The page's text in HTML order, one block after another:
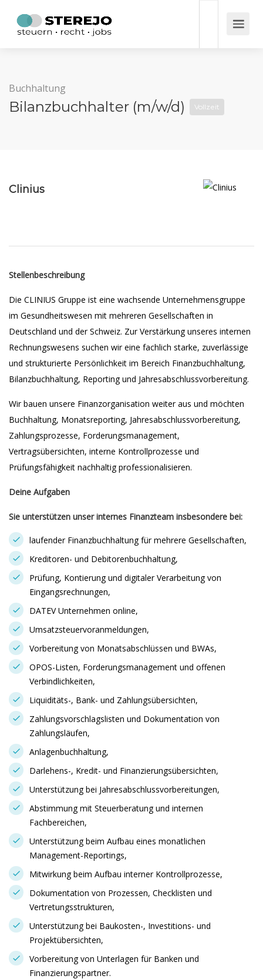
Buchhaltung
Bilanzbuchhalter (m/w/d) Vollzeit
Clinius
Stellenbeschreibung
Die CLINIUS Gruppe ist eine wachsende Unternehmensgruppe
im Gesundheitswesen mit mehreren Gesellschaften in
Deutschland und der Schweiz. Zur Verstärkung unseres internen
Rechnungswesens suchen wir eine fachlich starke, zuverlässige
und strukturierte Persönlichkeit im Bereich Finanzbuchhaltung,
Bilanzbuchhaltung, Reporting und Jahresabschlussvorbereitung.
Wir bauen unsere Finanzorganisation weiter aus und möchten
Buchhaltung, Monatsreporting, Jahresabschlussvorbereitung,
Zahlungsprozesse, Forderungsmanagement,
Vertragsübersichten, interne Kontrollprozesse und
Prüfungsfähigkeit nachhaltig professionalisieren.
Deine Aufgaben
Sie unterstützen unser internes Finanzteam insbesondere bei:
laufender Finanzbuchhaltung für mehrere Gesellschaften,
Kreditoren- und Debitorenbuchhaltung,
Prüfung, Kontierung und digitaler Verarbeitung von
Eingangsrechnungen,
DATEV Unternehmen online,
Umsatzsteuervoranmeldungen,
Vorbereitung von Monatsabschlüssen und BWAs,
OPOS-Listen, Forderungsmanagement und offenen
Verbindlichkeiten,
Liquiditäts-, Bank- und Zahlungsübersichten,
Zahlungsvorschlagslisten und Dokumentation von
Zahlungsläufen,
Anlagenbuchhaltung,
Darlehens-, Kredit- und Finanzierungsübersichten,
Unterstützung bei Jahresabschlussvorbereitungen,
Abstimmung mit Steuerberatung und internen
Fachbereichen,
Unterstützung beim Aufbau eines monatlichen
Management-Reportings,
Mitwirkung beim Aufbau interner Kontrollprozesse,
Dokumentation von Prozessen, Checklisten und
Vertretungsstrukturen,
Unterstützung bei Baukosten-, Investitions- und
Projektübersichten,
Vorbereitung von Unterlagen für Banken und
Finanzierungspartner.